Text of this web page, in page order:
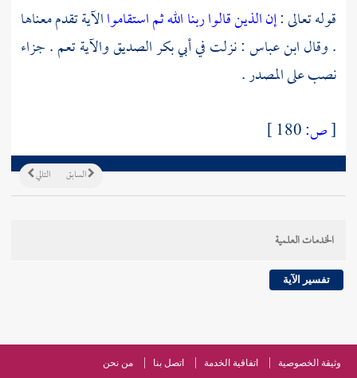
قوله تعالى :إن الذين قالوا ربنا الله ثم استقامواالآية تقدم معناها
. وقالابن عباس: نزلت فيأبي بكر الصديقوالآية تعم . جزاء
نصب على المصدر .
[ص:
التالي السابق
الخدمات العلمية
تفسير الآية
وثيقة الخصوصية اتفاقية الخدمة اتصل بنا من نحن